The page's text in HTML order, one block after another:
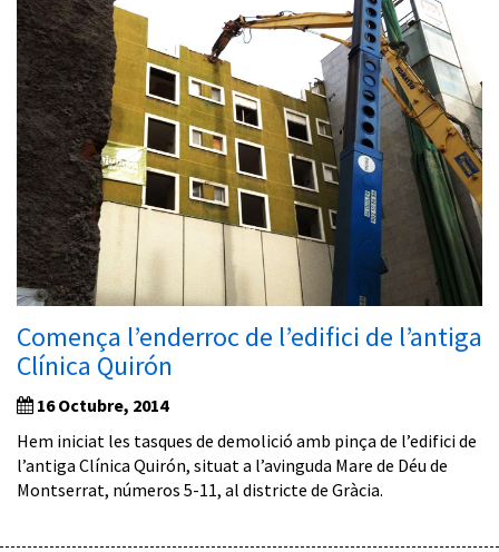
Comença l’enderroc de l’edifici de l’antiga
Clínica Quirón
16 Octubre, 2014
Hem iniciat les tasques de demolició amb pinça de l’edifici de
l’antiga Clínica Quirón, situat a l’avinguda Mare de Déu de
Montserrat, números 5-11, al districte de Gràcia.